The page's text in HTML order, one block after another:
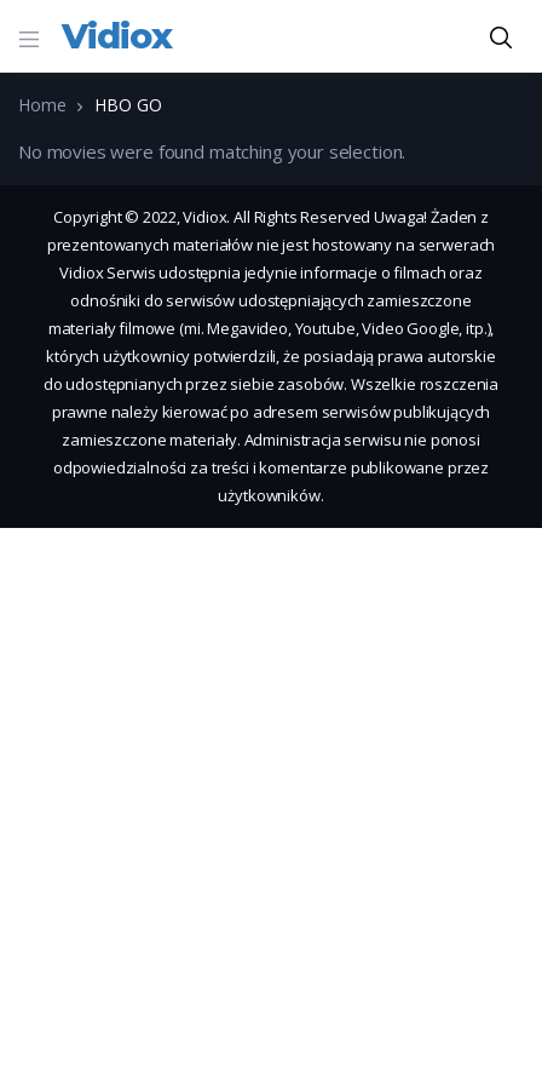
Vidiox
Home HBO GO
No movies were found matching your selection.
Copyright © 2022, Vidiox. All Rights Reserved Uwaga! Żaden z
prezentowanych materiałów nie jest hostowany na serwerach
Vidiox Serwis udostępnia jedynie informacje o filmach oraz
odnośniki do serwisów udostępniających zamieszczone
materiały filmowe (mi. Megavideo, Youtube, Video Google, itp.),
których użytkownicy potwierdzili, że posiadają prawa autorskie
do udostępnianych przez siebie zasobów. Wszelkie roszczenia
prawne należy kierować po adresem serwisów publikujących
zamieszczone materiały. Administracja serwisu nie ponosi
odpowiedzialności za treści i komentarze publikowane przez
użytkowników.